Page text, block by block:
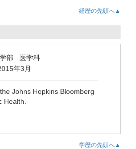
経歴の先頭へ▲
部 医学科
年3月
Johns Hopkins Bloomberg
Health.
学歴の先頭へ▲